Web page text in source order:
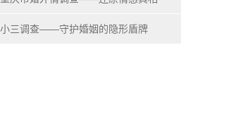
的利器
小三调查——守护婚姻的隐形盾牌